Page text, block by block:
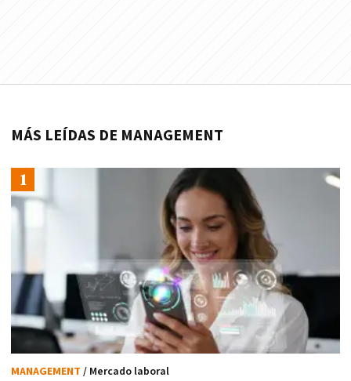
MÁS LEÍDAS DE MANAGEMENT
MANAGEMENT / Mercado laboral